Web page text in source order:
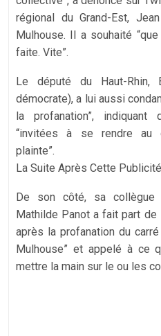
régional du Grand-Est,
Mulhouse. Il a souhaité
faite. Vite”.
Le député du Haut-Rhin,
démocrate), a lui aussi
la profanation”,
“invitées à se rendre au
plainte”.
La Suite Après Cette Publicité
De son côté, sa collègue
Mathilde Panot a fait part de
après la profanation du
Mulhouse” et appelé à ce
mettre la main sur le ou les